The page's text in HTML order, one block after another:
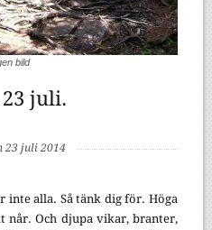
bild
juli.
23 juli 2014
inte alla. Så tänk dig för. Höga
når. Och djupa vikar, branter,